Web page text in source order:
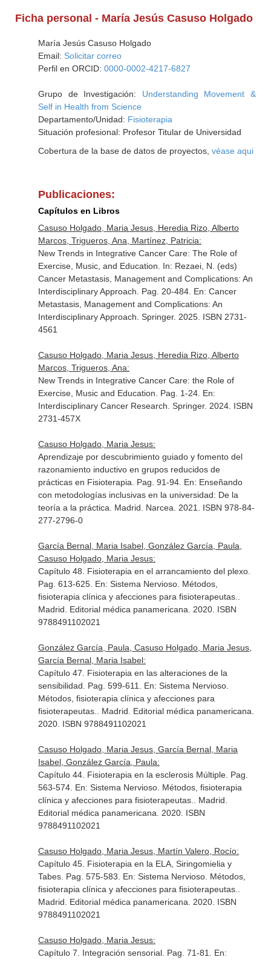
Ficha personal - María Jesús Casuso Holgado
María Jesús Casuso Holgado
Email: Solicitar correo
Perfil en ORCID: 0000-0002-4217-6827
Grupo de Investigación: Understanding Movement &
Self in Health from Science
Departamento/Unidad: Fisioterapia
Situación profesional: Profesor Titular de Universidad
Cobertura de la base de datos de proyectos, véase aqui
Publicaciones:
Capítulos en Libros
Casuso Holgado, Maria Jesus, Heredia Rizo, Alberto
Marcos, Trigueros, Ana, Martínez, Patricia:
New Trends in Integrative Cancer Care: The Role of
Exercise, Music, and Education. In: Rezaei, N. (eds)
Cancer Metastasis, Management and Complications: An
Interdisciplinary Approach. Pag. 20-484. En: Cancer
Metastasis, Management and Complications: An
Interdisciplinary Approach . Springer. 2025. ISBN 2731-
4561
Casuso Holgado, Maria Jesus, Heredia Rizo, Alberto
Marcos, Trigueros, Ana:
New Trends in Integrative Cancer Care: the Role of
Exercise, Music and Education. Pag. 1-24. En:
Interdisciplinary Cancer Research . Springer. 2024. ISBN
2731-457X
Casuso Holgado, Maria Jesus:
Aprendizaje por descubrimiento guiado y fomento del
razonamiento inductivo en grupos reducidos de
prácticas en Fisioterapia. Pag. 91-94. En: Enseñando
con metodologías inclusivas en la universidad: De la
teoría a la práctica . Madrid. Narcea. 2021. ISBN 978-84-
277-2796-0
García Bernal, Maria Isabel, González García, Paula,
Casuso Holgado, Maria Jesus:
Capítulo 48. Fisioterapia en el arrancamiento del plexo.
Pag. 613-625. En: Sistema Nervioso. Métodos,
fisioterapia clínica y afecciones para fisioterapeutas.
Madrid. Editorial médica panamericana. 2020. ISBN
9788491102021
González García, Paula, Casuso Holgado, Maria Jesus,
García Bernal, Maria Isabel:
Capítulo 47. Fisioterapia en las alteraciones de la
sensibilidad. Pag. 599-611. En: Sistema Nervioso.
Métodos, fisioterapia clínica y afecciones para
fisioterapeutas.
. Madrid. Editorial médica panamericana.
2020. ISBN 9788491102021
Casuso Holgado, Maria Jesus, García Bernal, Maria
Isabel, González García, Paula:
Capítulo 44. Fisioterapia en la esclerosis Múltiple. Pag.
563-574. En: Sistema Nervioso. Métodos, fisioterapia
clínica y afecciones para fisioterapeutas.
. Madrid.
Editorial médica panamericana. 2020. ISBN
9788491102021
Casuso Holgado, Maria Jesus, Martín Valero, Rocío:
Capítulo 45. Fisioterapia en la ELA, Siringomielia y
Tabes. Pag. 575-583. En: Sistema Nervioso. Métodos,
fisioterapia clínica y afecciones para fisioterapeutas.
Madrid. Editorial médica panamericana. 2020. ISBN
9788491102021
Casuso Holgado, Maria Jesus:
Capítulo 7. Integración sensorial. Pag. 71-81. En: